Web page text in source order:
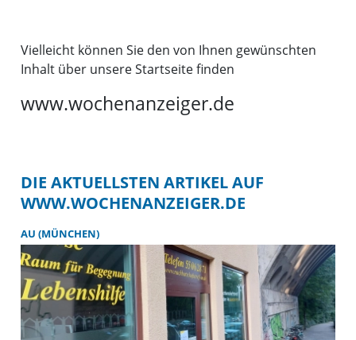
Vielleicht können Sie den von Ihnen gewünschten
Inhalt über unsere Startseite finden
www.wochenanzeiger.de
DIE AKTUELLSTEN ARTIKEL AUF
WWW.WOCHENANZEIGER.DE
AU (MÜNCHEN)